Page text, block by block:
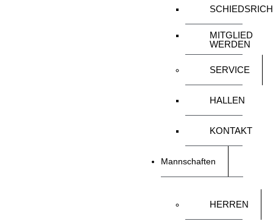
MITGLIED
WERDEN
SERVICE
HALLEN
KONTAKT
Mannschaften
HERREN